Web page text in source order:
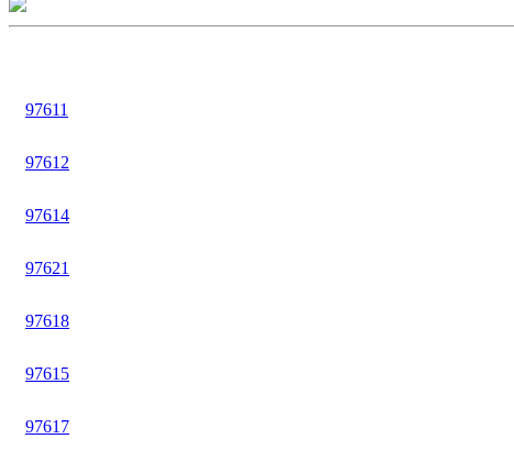
97611
97612
97614
97621
97618
97615
97617